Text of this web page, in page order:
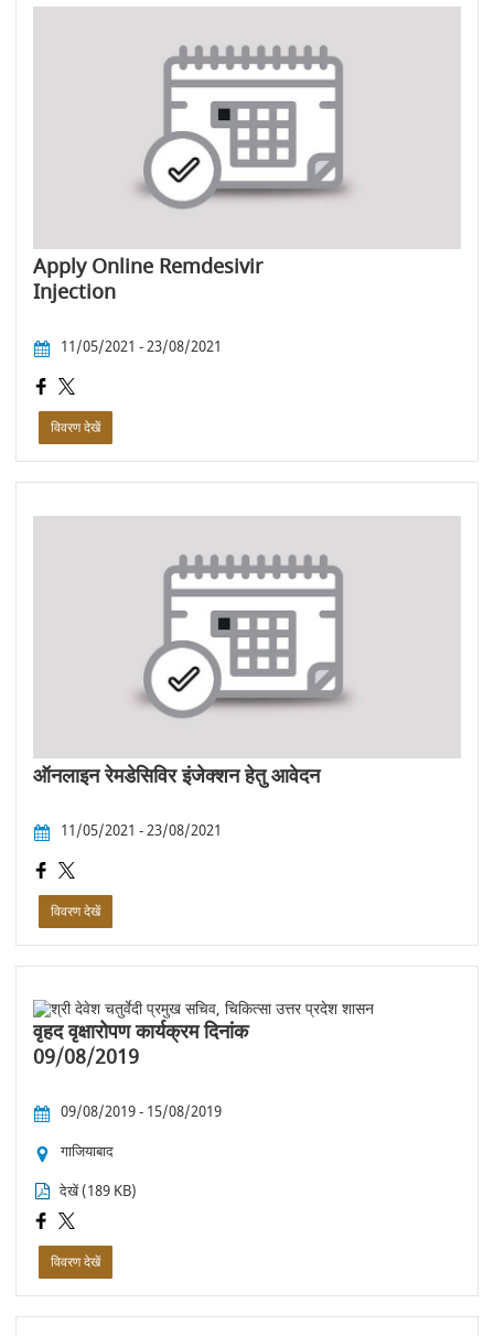
Apply Online Remdesivir
Injection
11/05/2021 - 23/08/2021
विवरण देखें
ऑनलाइन रेमडेसिविर इंजेक्शन हेतु आवेदन
11/05/2021 - 23/08/2021
विवरण देखें
वृहद वृक्षारोपण कार्यक्रम दिनांक
09/08/2019
09/08/2019 - 15/08/2019
गाजियाबाद
देखें (189 KB)
विवरण देखें